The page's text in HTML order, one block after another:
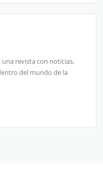
una revista con noticias,
del mundo de la